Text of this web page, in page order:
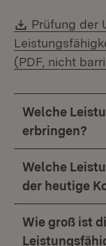
Download:
Prüfung der
(PDF, nicht
Welche
erbringen?
Welche
der heutige
Wie groß ist